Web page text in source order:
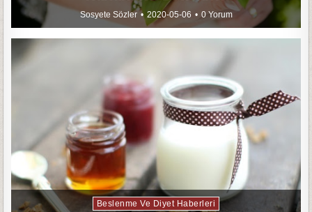
Sosyete Sözler 2020-05-06 0 Yorum
Beslenme Ve Diyet Haberleri